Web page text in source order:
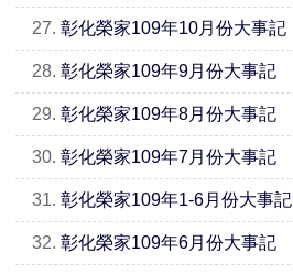
27. 彰化榮家109年10月份大事記
28. 彰化榮家109年9月份大事記
29. 彰化榮家109年8月份大事記
30. 彰化榮家109年7月份大事記
31. 彰化榮家109年1-6月份大事記
32. 彰化榮家109年6月份大事記